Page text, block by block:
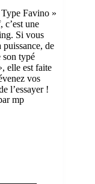
Favino »
c’est une
Si vous
puissance, de
son typé
elle est faite
vos
l’essayer !
mp